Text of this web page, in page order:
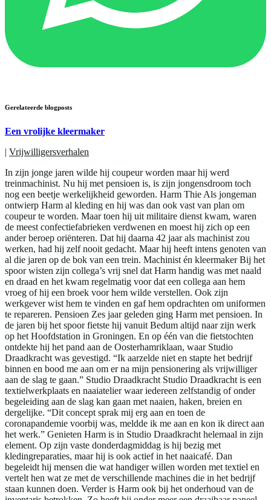
Gerelateerde blogposts
Een vrolijke kleermaker
| Vrijwilligersverhalen
In zijn jonge jaren wilde hij coupeur worden maar hij werd
treinmachinist. Nu hij met pensioen is, is zijn jongensdroom toch
nog een beetje werkelijkheid geworden. Harm Thie Als jongeman
ontwierp Harm al kleding en hij was dan ook vast van plan om
coupeur te worden. Maar toen hij uit militaire dienst kwam, waren
de meest confectiefabrieken verdwenen en moest hij zich op een
ander beroep oriënteren. Dat hij daarna 42 jaar als machinist zou
werken, had hij zelf nooit gedacht. Maar hij heeft intens genoten van
al die jaren op de bok van een trein. Machinist én kleermaker Bij het
spoor wisten zijn collega’s vrij snel dat Harm handig was met naald
en draad en het kwam regelmatig voor dat een collega aan hem
vroeg of hij een broek voor hem wilde verstellen. Ook zijn
werkgever wist hem te vinden en gaf hem opdrachten om uniformen
te repareren. Pensioen Zes jaar geleden ging Harm met pensioen. In
de jaren bij het spoor fietste hij vanuit Bedum altijd naar zijn werk
op het Hoofdstation in Groningen. En op één van die fietstochten
ontdekte hij het pand aan de Oosterhamriklaan, waar Studio
Draadkracht was gevestigd. “Ik aarzelde niet en stapte het bedrijf
binnen en bood me aan om er na mijn pensionering als vrijwilliger
aan de slag te gaan.” Studio Draadkracht Studio Draadkracht is een
textielwerkplaats en naaiatelier waar iedereen zelfstandig of onder
begeleiding aan de slag kan gaan met naaien, haken, breien en
dergelijke. “Dit concept sprak mij erg aan en toen de
coronapandemie voorbij was, meldde ik me aan en kon ik direct aan
het werk.” Genieten Harm is in Studio Draadkracht helemaal in zijn
element. Op zijn vaste donderdagmiddag is hij bezig met
kledingreparaties, maar hij is ook actief in het naaicafé. Dan
begeleidt hij mensen die wat handiger willen worden met textiel en
vertelt hen wat ze met de verschillende machines die in het bedrijf
staan kunnen doen. Verder is Harm ook bij het onderhoud van de